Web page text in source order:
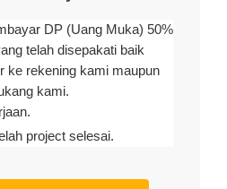
DP (Uang Muka) 50%
telah disepakati baik
ke rekening kami maupun
kami.
project selesai.